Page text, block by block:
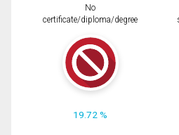
No
certificate/diploma/degree
19.72 %